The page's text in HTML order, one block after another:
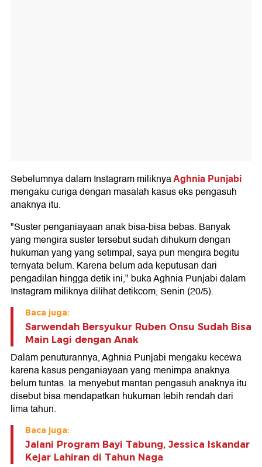
Sebelumnya dalam Instagram miliknyaAghnia Punjabi
mengaku curiga dengan masalah kasus eks pengasuh
anaknya itu.
"Suster penganiayaan anak bisa-bisa bebas. Banyak
yang mengira suster tersebut sudah dihukum dengan
hukuman yang yang setimpal, saya pun mengira begitu
ternyata belum. Karena belum ada keputusan dari
pengadilan hingga detik ini," buka Aghnia Punjabi dalam
Instagram miliknya dilihat detikcom, Senin (20/5).
Baca juga:
Sarwendah Bersyukur Ruben Onsu Sudah Bisa
Main Lagi dengan Anak
Dalam penuturannya, Aghnia Punjabi mengaku kecewa
karena kasus penganiayaan yang menimpa anaknya
belum tuntas. Ia menyebut mantan pengasuh anaknya itu
disebut bisa mendapatkan hukuman lebih rendah dari
lima tahun.
Baca juga:
Jalani Program Bayi Tabung, Jessica Iskandar
Kejar Lahiran di Tahun Naga